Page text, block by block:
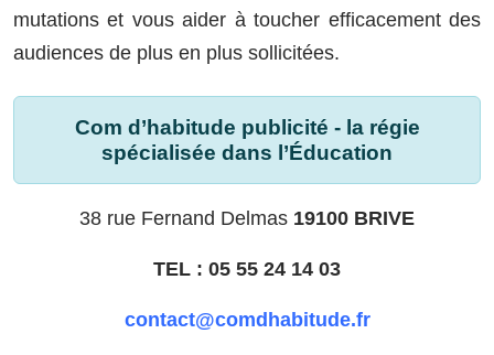
mutations et vous aider à toucher efficacement des
audiences de plus en plus sollicitées.
Com d’habitude publicité - la régie
spécialisée dans l’Éducation
38 rue Fernand Delmas 19100 BRIVE
TEL : 05 55 24 14 03
contact@comdhabitude.fr